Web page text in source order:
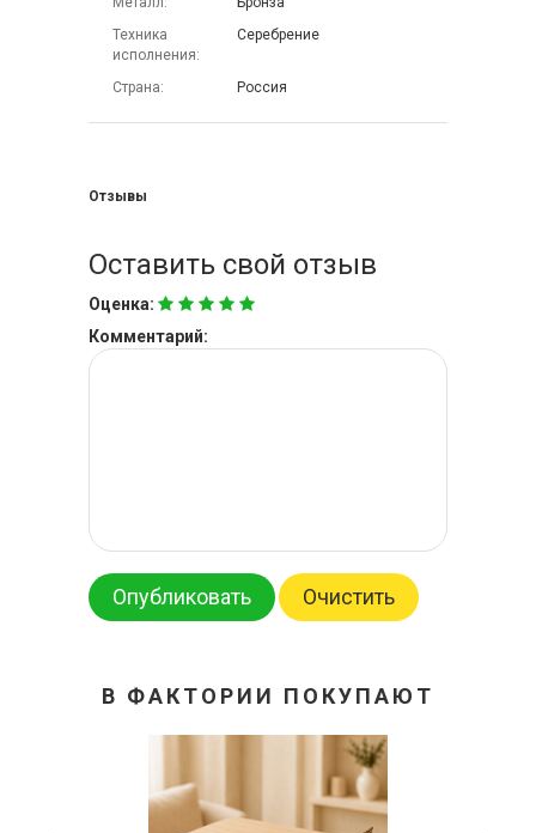
Техника
исполнения
Серебрение
Страна Россия
Отзывы
Оставить свой отзыв
Оценка:
Комментарий:
Опубликовать Очистить
В ФАКТОРИИ ПОКУПАЮТ